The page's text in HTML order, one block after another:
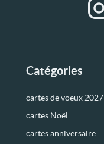
Catégories
cartes de voeux 2027
cartes Noël
cartes anniversaire